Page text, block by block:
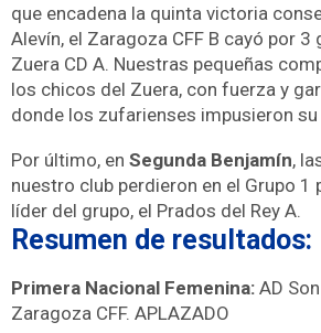
que encadena la quinta victoria
Alevín, el Zaragoza CFF B cayó por 3
Zuera CD A. Nuestras pequeñas
los chicos del Zuera, con fuerza y
donde los zufarienses impusieron
Por último, en Segunda Benjamín,
nuestro club perdieron en el Grupo 1
líder del grupo, el Prados del Rey A.
Resumen de resultados:
Primera Nacional Femenina: AD
Zaragoza CFF. APLAZADO